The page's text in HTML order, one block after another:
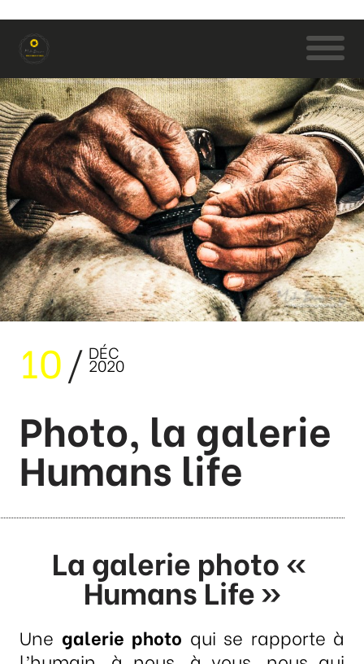
10 DÉC
2020
Photo, la galerie
Humans life
La galerie photo«
Humans Life »
Une galerie photo qui se rapporte à